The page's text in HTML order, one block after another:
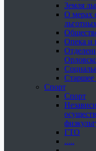
Земля
О мерах
Опека и
Старшее
Спорт
Спорт
ГТО
.....